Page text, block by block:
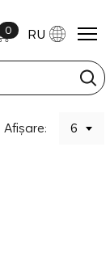
0 RU
Afișare: 6